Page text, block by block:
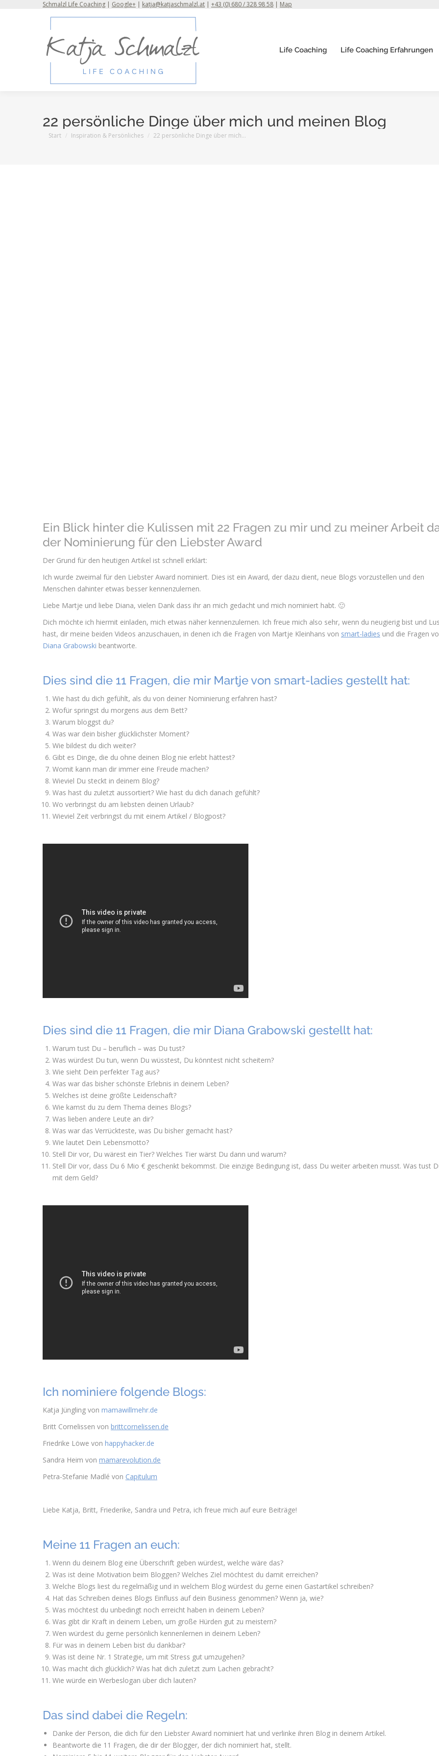
Schmalzl Life Coaching | Google+ | katja@katjaschmalzl.at | +43 (0) 680 / 328 98 58 | Map
Life Coaching Life Coaching Erfahrungen
22 persönliche Dinge über mich und meinen Blog
Sie befinden sich hier:
Start Inspiration & Persönliches 22 persönliche Dinge über mich…
Ein Blick hinter die Kulissen mit 22 Fragen zu mir und zu meiner Arbeit
der Nominierung für den Liebster Award
Der Grund für den heutigen Artikel ist schnell erklärt:
Ich wurde zweimal für den Liebster Award nominiert. Dies ist ein Award, der dazu dient, neue Blogs vorzustellen und den
Menschen dahinter etwas besser kennenzulernen.
Liebe Martje und liebe Diana, vielen Dank dass ihr an mich gedacht und mich nominiert habt. 🙂
Dich möchte ich hiermit einladen, mich etwas näher kennenzulernen. Ich freue mich also sehr, wenn du neugierig bist und
hast, dir meine beiden Videos anzuschauen, in denen ich die Fragen von Martje Kleinhans von smart-ladies und die Fragen
Diana Grabowski beantworte.
Dies sind die 11 Fragen, die mir Martje von smart-ladies gestellt hat:
Wie hast du dich gefühlt, als du von deiner Nominierung erfahren hast?
Wofür springst du morgens aus dem Bett?
Warum bloggst du?
Was war dein bisher glücklichster Moment?
Wie bildest du dich weiter?
Gibt es Dinge, die du ohne deinen Blog nie erlebt hättest?
Womit kann man dir immer eine Freude machen?
Wieviel Du steckt in deinem Blog?
Was hast du zuletzt aussortiert? Wie hast du dich danach gefühlt?
Wo verbringst du am liebsten deinen Urlaub?
Wieviel Zeit verbringst du mit einem Artikel / Blogpost?
Dies sind die 11 Fragen, die mir Diana Grabowski gestellt hat:
Warum tust Du – beruflich – was Du tust?
Was würdest Du tun, wenn Du wüsstest, Du könntest nicht scheitern?
Wie sieht Dein perfekter Tag aus?
Was war das bisher schönste Erlebnis in deinem Leben?
Welches ist deine größte Leidenschaft?
Wie kamst du zu dem Thema deines Blogs?
Was lieben andere Leute an dir?
Was war das Verrückteste, was Du bisher gemacht hast?
Wie lautet Dein Lebensmotto?
Stell Dir vor, Du wärest ein Tier? Welches Tier wärst Du dann und warum?
Stell Dir vor, dass Du 6 Mio € geschenkt bekommst. Die einzige Bedingung ist, dass Du weiter arbeiten musst. Was tust
mit dem Geld?
Ich nominiere folgende Blogs:
Katja Jüngling von mamawillmehr.de
Britt Cornelissen von brittcornelissen.de
Friedrike Löwe von happyhacker.de
Sandra Heim von mamarevolution.de
Petra-Stefanie Madlé von Capitulum
Liebe Katja, Britt, Friederike, Sandra und Petra, ich freue mich auf eure Beiträge!
Meine 11 Fragen an euch:
Wenn du deinem Blog eine Überschrift geben würdest, welche wäre das?
Was ist deine Motivation beim Bloggen? Welches Ziel möchtest du damit erreichen?
Welche Blogs liest du regelmäßig und in welchem Blog würdest du gerne einen Gastartikel schreiben?
Hat das Schreiben deines Blogs Einfluss auf dein Business genommen? Wenn ja, wie?
Was möchtest du unbedingt noch erreicht haben in deinem Leben?
Was gibt dir Kraft in deinem Leben, um große Hürden gut zu meistern?
Wen würdest du gerne persönlich kennenlernen in deinem Leben?
Für was in deinem Leben bist du dankbar?
Was ist deine Nr. 1 Strategie, um mit Stress gut umzugehen?
Was macht dich glücklich? Was hat dich zuletzt zum Lachen gebracht?
Wie würde ein Werbeslogan über dich lauten?
Das sind dabei die Regeln:
Danke der Person, die dich für den Liebster Award nominiert hat und verlinke ihren Blog in deinem Artikel.
Beantworte die 11 Fragen, die dir der Blogger, der dich nominiert hat, stellt.